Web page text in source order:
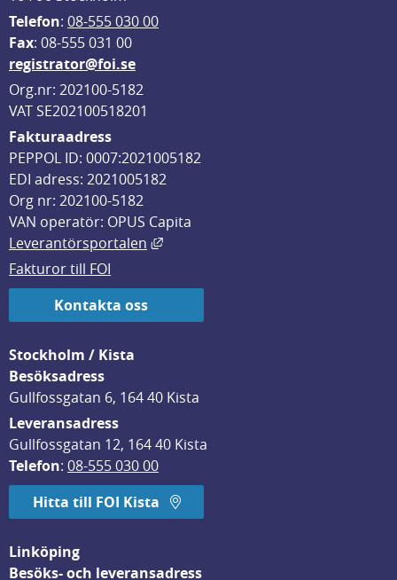
Telefon: 08-555 030 00
Fax: 08-555 031 00
registrator@foi.se
Org.nr: 202100-5182
VAT SE202100518201
Fakturaadress
PEPPOL ID: 0007:2021005182
EDI adress: 2021005182
Org nr: 202100-5182
VAN operatör: OPUS Capita
Leverantörsportalen
Länk till annan webbplats, öppnas
Fakturor till FOI
Kontakta oss
Stockholm / Kista
Besöksadress
Gullfossgatan 6, 164 40 Kista
Leveransadress
Gullfossgatan 12, 164 40 Kista
Telefon: 08-555 030 00
Hitta till FOI Kista
Linköping
Besöks- och leveransadress